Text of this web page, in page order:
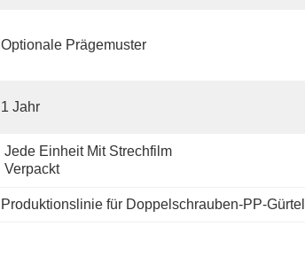
Optionale Prägemuster
1 Jahr
Jede Einheit Mit Strechfilm
Verpackt
Produktionslinie für Doppelschrauben-PP-Gürtel